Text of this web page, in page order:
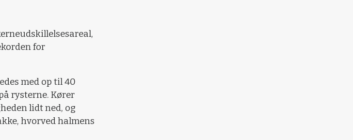
for
med op til 40
rysterne. Kører
lidt ned, og
hvorved halmens